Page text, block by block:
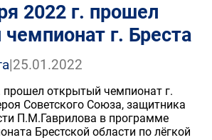
2022 г. прошел
г. Бреста
|25.01.2022
прошел открытый чемпионат г.
Советского Союза, защитника
П.М.Гаврилова в программе
Брестской области по лёгкой